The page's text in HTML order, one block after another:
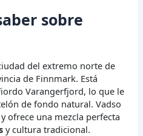
sobre
del extremo norte de
de Finnmark. Está
Varangerfjord, lo que le
de fondo natural. Vadso
ofrece una mezcla perfecta
y cultura tradicional.